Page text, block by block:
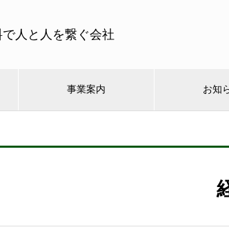
人と人を繋ぐ会社
事業案内 お知